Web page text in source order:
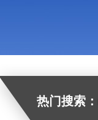
热门搜索：